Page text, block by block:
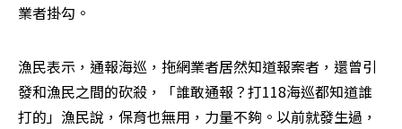
業者掛勾。
漁民表示，通報海巡，拖網業者居然知道報案者，還曾引
發和漁民之間的砍殺，「誰敢通報？打118海巡都知道誰
打的」漁民說，保育也無用，力量不夠。以前就發生過，